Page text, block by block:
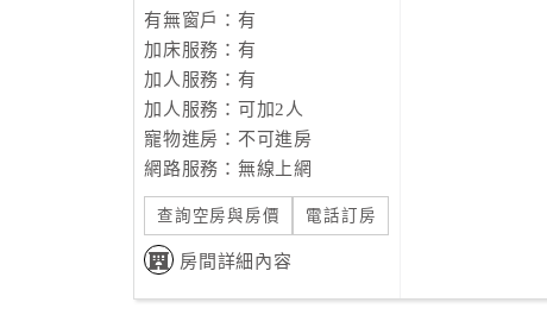
有無窗戶：有
加床服務：有
加人服務：有
加人服務：可加2人
寵物進房：不可進房
網路服務：無線上網
查詢空房與房價 電話訂房
房間詳細內容